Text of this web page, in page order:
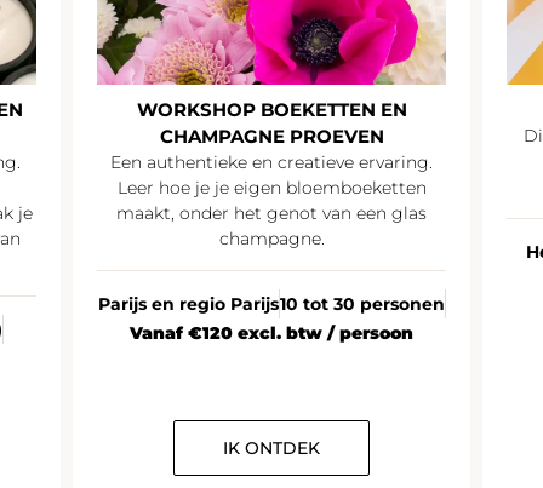
je
WORKSHOP BOEKETTEN EN
CHAMPAGNE PROEVEN
Een authentieke en creatieve ervaring.
Leer hoe je je eigen bloemboeketten
maakt, onder het genot van een glas
champagne.
Parijs en regio Parijs10 tot 30 personen
Vanaf €120 excl. btw / persoon
IK ONTDEK